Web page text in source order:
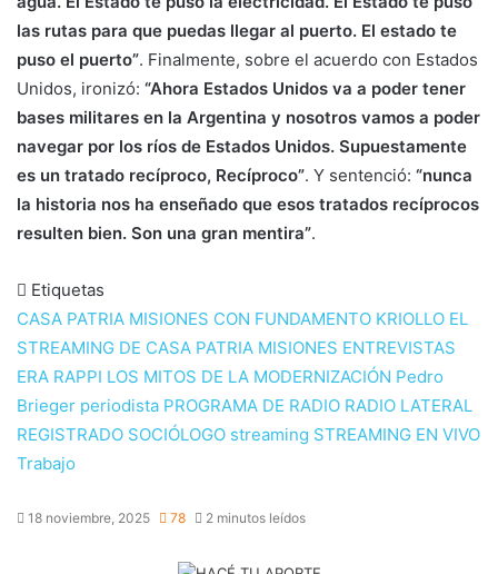
las rutas para que puedas llegar al puerto. El estado te
puso el puerto”. Finalmente, sobre el acuerdo con Estados
Unidos, ironizó: “Ahora Estados Unidos va a poder tener
bases militares en la Argentina y nosotros vamos a poder
navegar por los ríos de Estados Unidos. Supuestamente
es un tratado recíproco, Recíproco”. Y sentenció: “nunca
la historia nos ha enseñado que esos tratados recíprocos
resulten bien. Son una gran mentira”.
Etiquetas
CASA PATRIA MISIONES CON FUNDAMENTO KRIOLLO EL
STREAMING DE CASA PATRIA MISIONES ENTREVISTAS
ERA RAPPI LOS MITOS DE LA MODERNIZACIÓN Pedro
Brieger periodista PROGRAMA DE RADIO RADIO LATERAL
REGISTRADO SOCIÓLOGO streaming STREAMING EN VIVO
Trabajo
18 noviembre, 2025 78 2 minutos leídos